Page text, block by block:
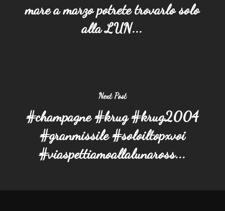
mare a marzo potrete trovarlo solo
alla LUN...
Next Post
#champagne #krug #krug2004
#granmissile #soloiltopxvoi
#viaspettiamoallalunaross...